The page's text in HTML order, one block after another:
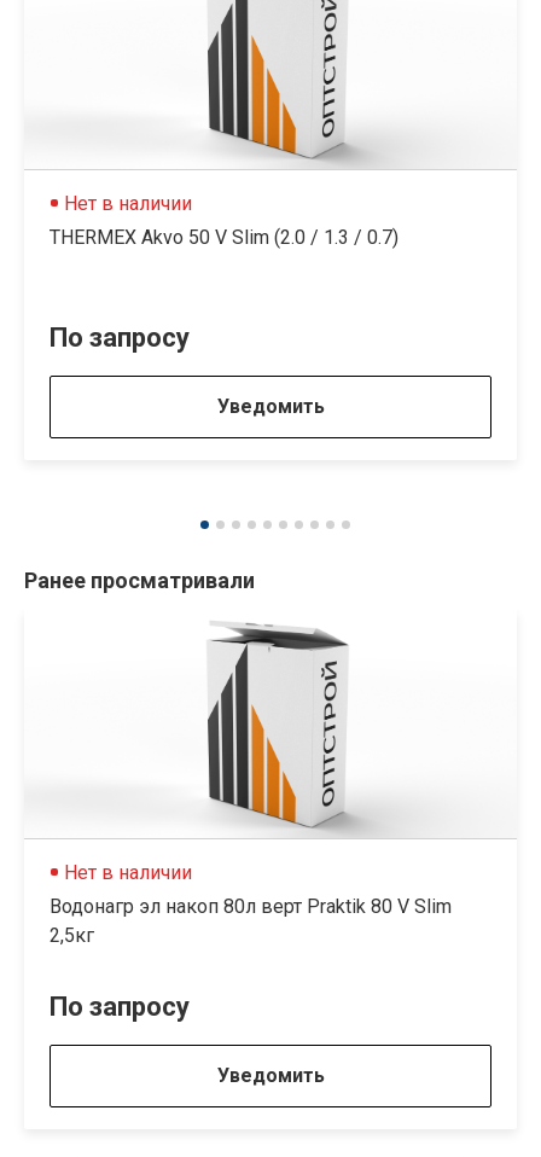
Нет в наличии
THERMEX Akvo 50 V Slim (2.0 / 1.3 / 0.7)
По запросу
Уведомить
Ранее просматривали
Нет в наличии
Водонагр эл накоп 80л верт Praktik 80 V Slim
2,5кг
По запросу
Уведомить